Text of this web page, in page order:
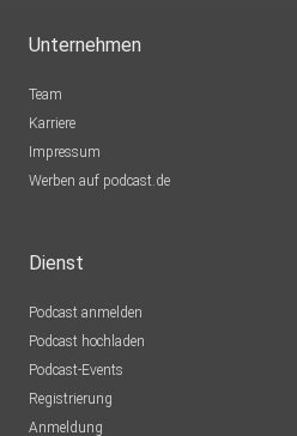
Unternehmen
Team
Karriere
Impressum
Werben auf podcast.de
Dienst
Podcast anmelden
Podcast hochladen
Podcast-Events
Registrierung
Anmeldung